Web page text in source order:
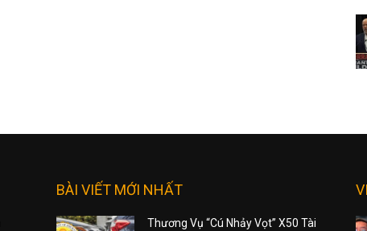
BÀI VIẾT MỚI NHẤT
Thương Vụ “Cú Nhảy Vọt” X50 Tài